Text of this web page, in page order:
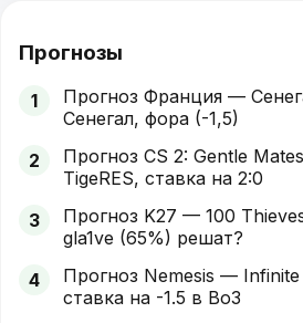
Прогнозы
1
Прогноз Франция —
Сенегал, фора (-1,5)
2
Прогноз CS 2: Gentle
TigeRES, ставка на 2:0
3
Прогноз K27 — 100
gla1ve (65%) решат?
4
Прогноз Nemesis — Infinite
ставка на -1.5 в Bo3